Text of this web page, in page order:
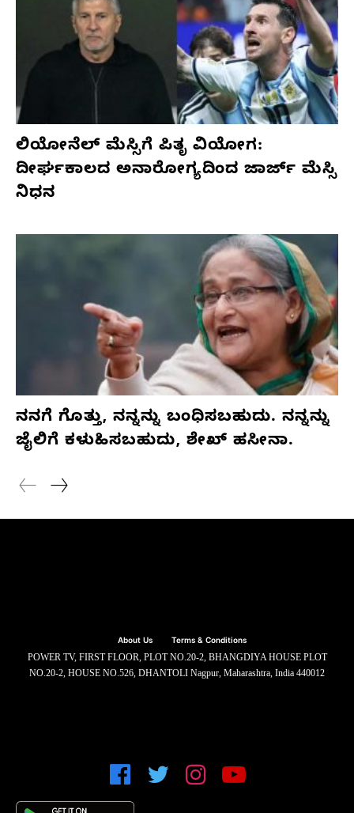
ಲಿಯೋನೆಲ್ ಮೆಸ್ಸಿಗೆ ಪಿತೃ ವಿಯೋಗ:
ದೀರ್ಘಕಾಲದ ಅನಾರೋಗ್ಯದಿಂದ ಜಾರ್ಜ್ ಮೆಸ್ಸಿ
ನಿಧನ
ನನಗೆ ಗೊತ್ತು, ನನ್ನನ್ನು ಬಂಧಿಸಬಹುದು. ನನ್ನನ್ನು
ಜೈಲಿಗೆ ಕಳುಹಿಸಬಹುದು, ಶೇಖ್ ಹಸೀನಾ.
About Us Terms & Conditions
POWER TV, FIRST FLOOR, PLOT NO.20-2, BHANGDIYA HOUSE PLOT
NO.20-2, HOUSE NO.526, DHANTOLI Nagpur, Maharashtra, India 440012